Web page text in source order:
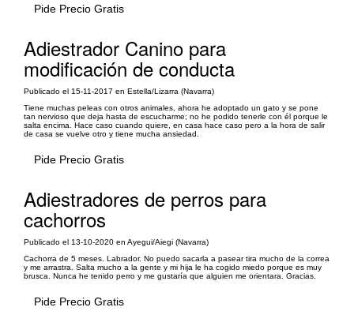
Pide Precio Gratis
Adiestrador Canino para
modificación de conducta
Publicado el 15-11-2017 en Estella/Lizarra (Navarra)
Tiene muchas peleas con otros animales, ahora he adoptado un gato y se pone
tan nervioso que deja hasta de escucharme; no he podido tenerle con él porque le
salta encima. Hace caso cuando quiere, en casa hace caso pero a la hora de salir
de casa se vuelve otro y tiene mucha ansiedad.
Pide Precio Gratis
Adiestradores de perros para
cachorros
Publicado el 13-10-2020 en Ayegui/Aiegi (Navarra)
Cachorra de 5 meses. Labrador. No puedo sacarla a pasear tira mucho de la correa
y me arrastra. Salta mucho a la gente y mi hija le ha cogido miedo porque es muy
brusca. Nunca he tenido perro y me gustaría que alguien me orientara. Gracias.
Pide Precio Gratis